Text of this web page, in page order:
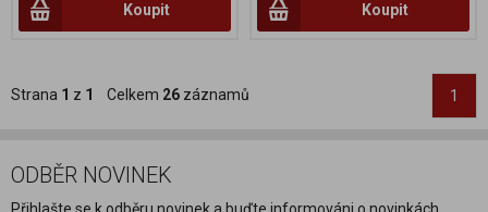
Koupit Koupit
Strana 1 z 1 Celkem 26 záznamů 1
ODBĚR NOVINEK
Přihlašte se k odběru novinek a buďte informováni o novinkách,